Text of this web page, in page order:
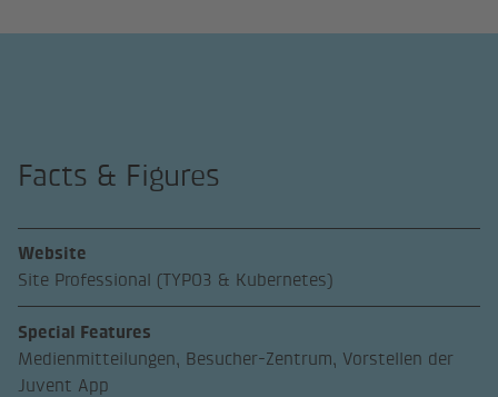
Facts & Figures
Website
Site Professional (TYPO3 & Kubernetes)
Special Features
Medienmitteilungen, Besucher-Zentrum, Vorstellen der
Juvent App